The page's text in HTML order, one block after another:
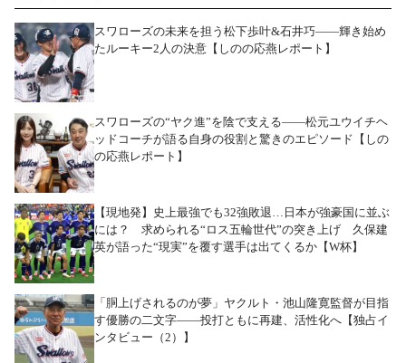
スワローズの未来を担う松下歩叶&石井巧――輝き始め
たルーキー2人の決意【しのの応燕レポート】
スワローズの“ヤク進”を陰で支える――松元ユウイチヘ
ッドコーチが語る自身の役割と驚きのエピソード【しの
の応燕レポート】
【現地発】史上最強でも32強敗退…日本が強豪国に並ぶ
には？ 求められる“ロス五輪世代”の突き上げ 久保建
英が語った“現実”を覆す選手は出てくるか【W杯】
「胴上げされるのが夢」ヤクルト・池山隆寛監督が目指
す優勝の二文字――投打ともに再建、活性化へ【独占イ
ンタビュー（2）】